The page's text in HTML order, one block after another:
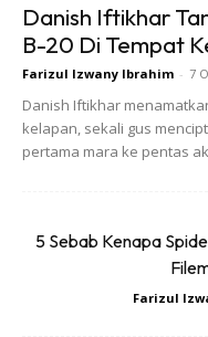
Danish Iftikhar
B-20 Di Tempat
Farizul Izwany Ibrahim - 7
Danish Iftikhar
kelapan, sekali gus
pertama mara ke pentas
5 Sebab Kenapa
Farizul